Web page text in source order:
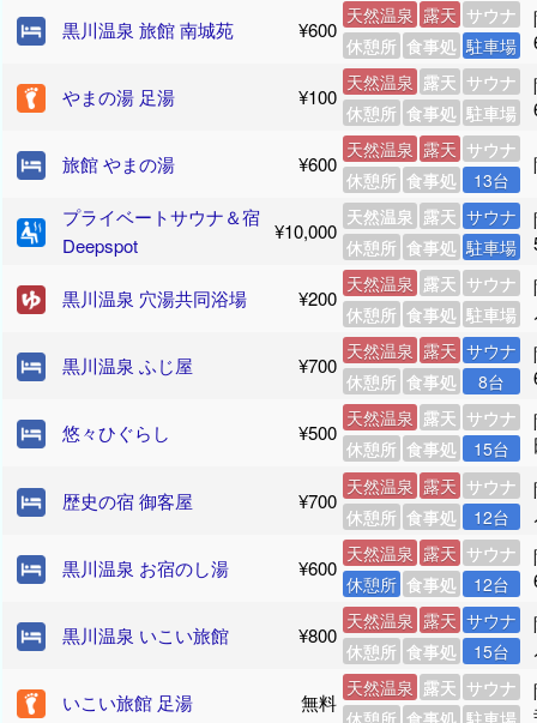
黒川温泉 旅館 南城苑 ¥600
天然温泉 露天 サウナ
休憩所 食事処 駐車場
やまの湯 足湯 ¥100
天然温泉 露天 サウナ
休憩所 食事処 駐車場
旅館 やまの湯 ¥600
天然温泉 露天 サウナ
休憩所 食事処 13台
プライベートサウナ＆宿
Deepspot
¥10,000
天然温泉 露天 サウナ
休憩所 食事処 駐車場
黒川温泉 穴湯共同浴場 ¥200
天然温泉 露天 サウナ
休憩所 食事処 駐車場
黒川温泉 ふじ屋 ¥700
天然温泉 露天 サウナ
休憩所 食事処 8台
悠々ひぐらし ¥500
天然温泉 露天 サウナ
休憩所 食事処 15台
歴史の宿 御客屋 ¥700
天然温泉 露天 サウナ
休憩所 食事処 12台
黒川温泉 お宿のし湯 ¥600
天然温泉 露天 サウナ
休憩所 食事処 12台
黒川温泉 いこい旅館 ¥800
天然温泉 露天 サウナ
休憩所 食事処 15台
いこい旅館 足湯 無料
天然温泉 露天 サウナ
休憩所 食事処 駐車場